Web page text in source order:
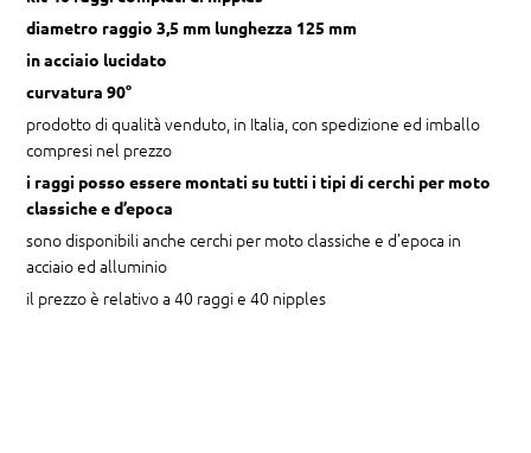
quantity
diametro raggio 3,5 mm lunghezza 125 mm
in acciaio lucidato
curvatura 90°
prodotto di qualità venduto, in Italia, con spedizione ed imballo
compresi nel prezzo
i raggi posso essere montati su tutti i tipi di cerchi per moto
classiche e d’epoca
sono disponibili anche cerchi per moto classiche e d’epoca in
acciaio ed alluminio
il prezzo è relativo a 40 raggi e 40 nipples